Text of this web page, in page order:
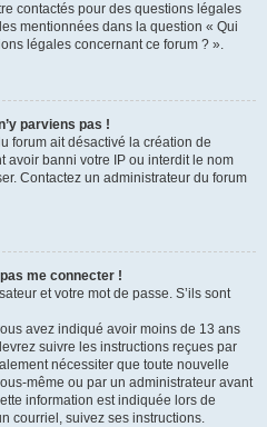
contactés pour des questions légales
mentionnées dans la question « Qui
légales concernant ce forum ? ».
parviens pas !
forum ait désactivé la création de
avoir banni votre IP ou interdit le nom
Contactez un administrateur du forum
me connecter !
et votre mot de passe. S’ils sont
avez indiqué avoir moins de 13 ans
suivre les instructions reçues par
nécessiter que toute nouvelle
même ou par un administrateur avant
information est indiquée lors de
courriel, suivez ses instructions.